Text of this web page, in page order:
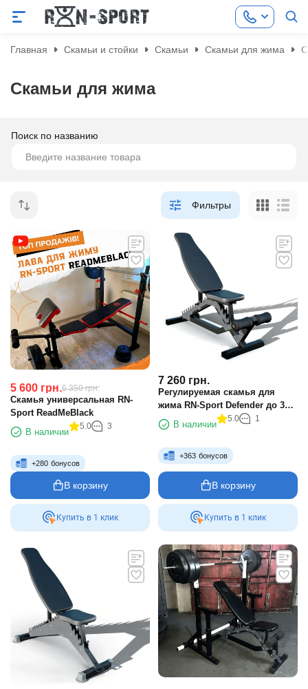
Главная Скамьи и стойки Скамьи Скамьи для жима
Скамьи для жима
Поиск по названию
Фильтры
5 600 грн.6 350 грн.
Скамья универсальная RN-
Sport ReadMeBlack
В наличии
5.0 3
+280 бонусов
В корзину
Купить в 1 клик
7 260 грн.
Регулируемая скамья для
жима RN-Sport Defender до 300
кг черный
В наличии
5.0 1
+363 бонусов
В корзину
Купить в 1 клик